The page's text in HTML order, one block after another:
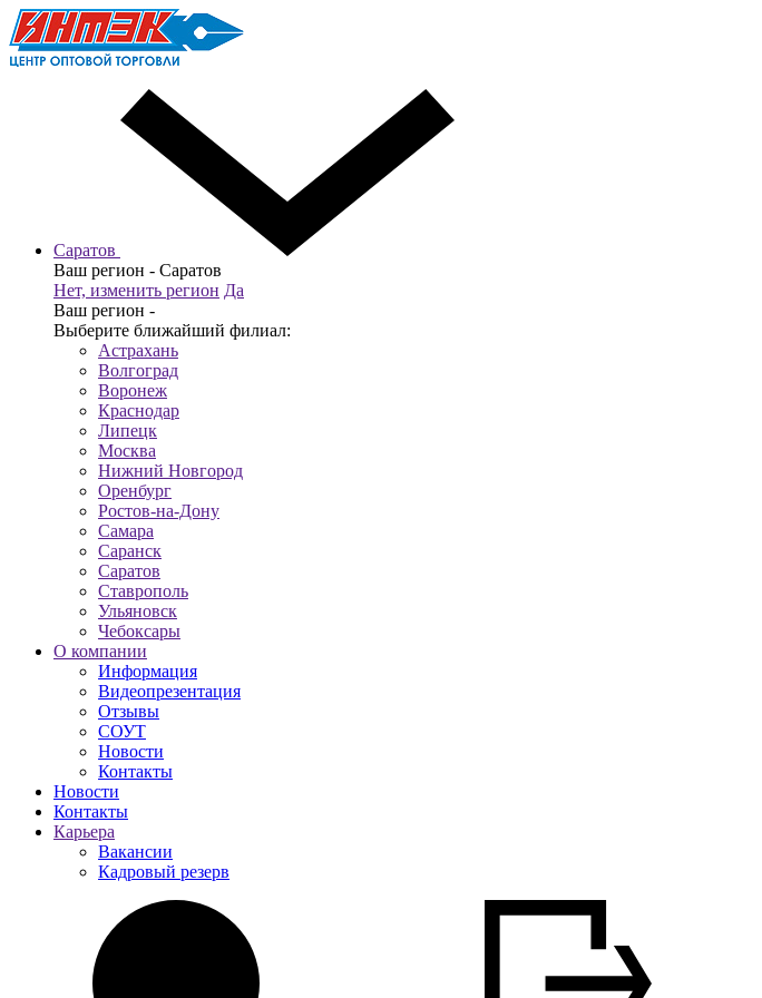
Саратов
Ваш регион - Саратов
Нет, изменить регион Да
Ваш регион -
Выберите ближайший филиал:
Астрахань
Волгоград
Воронеж
Краснодар
Липецк
Москва
Нижний Новгород
Оренбург
Ростов-на-Дону
Самара
Саранск
Саратов
Ставрополь
Ульяновск
Чебоксары
О компании
Информация
Видеопрезентация
Отзывы
СОУТ
Новости
Контакты
Новости
Контакты
Карьера
Вакансии
Кадровый резерв